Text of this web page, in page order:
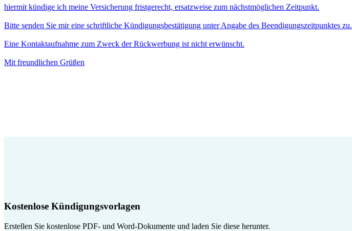
hiermit kündige ich meine Versicherung fristgerecht, ersatzweise zum nächstmöglichen Zeitpunkt.
Bitte senden Sie mir eine schriftliche Kündigungsbestätigung unter Angabe des Beendigungszeitpunktes zu.
Eine Kontaktaufnahme zum Zweck der Rückwerbung ist nicht erwünscht.
Mit freundlichen Grüßen
Kostenlose Kündigungsvorlagen
Erstellen Sie kostenlose PDF- und Word-Dokumente und laden Sie diese herunter.